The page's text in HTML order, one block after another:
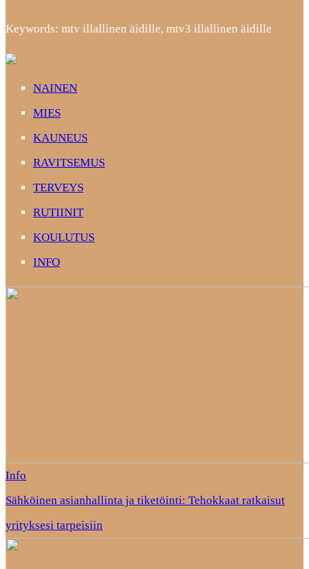
Keywords: mtv illallinen äidille, mtv3 illallinen äidille
NAINEN
MIES
KAUNEUS
RAVITSEMUS
TERVEYS
RUTIINIT
KOULUTUS
INFO
Info
Sähköinen asianhallinta ja tiketöinti: Tehokkaat ratkaisut
yrityksesi tarpeisiin